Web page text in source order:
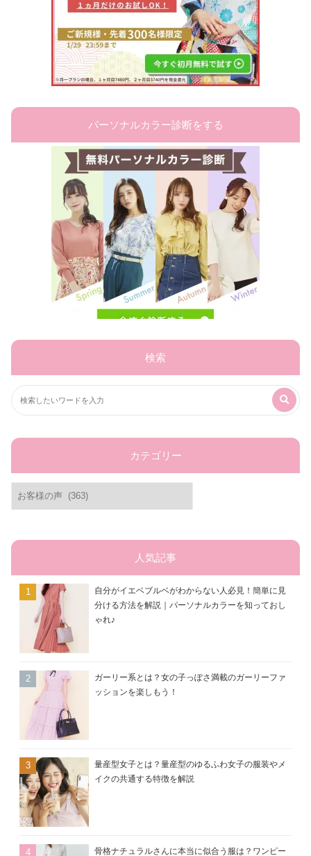
パーソナルカラー診断をする
検索
カテゴリー
カ
テ
リ
人気記事
自分がイエベブルベがわからない人必見！簡単に見
分ける方法を解説｜パーソナルカラーを知っておし
ゃれ♪
ガーリー系とは？女の子っぽさ満載のガーリーファ
ッションを楽しもう！
量産型女子とは？量産型のゆるふわ女子の服装やメ
イクの共通する特徴を解説
骨格ナチュラルさんに本当に似合う服は？ワンピー